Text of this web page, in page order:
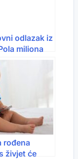
odlazak iz
miliona
u 10
rođena
živjet će